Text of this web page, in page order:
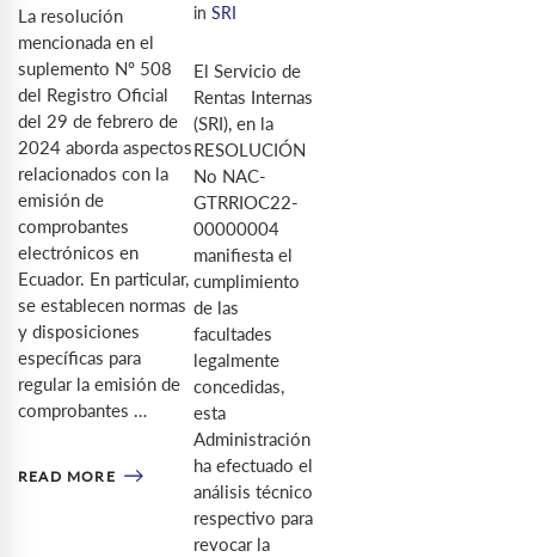
La resolución
mencionada en el
suplemento Nº 508
del Registro Oficial
del 29 de febrero de
2024 aborda aspectos
relacionados con la
emisión de
comprobantes
electrónicos en
Ecuador. En particular,
se establecen normas
y disposiciones
específicas para
regular la emisión de
comprobantes …
READ MORE
inSRI
El Servicio de
Rentas Internas
(SRI), en la
RESOLUCIÓN
No NAC-
GTRRIOC22-
00000004
manifiesta el
cumplimiento
de las
facultades
legalmente
concedidas,
esta
Administración
ha efectuado el
análisis técnico
respectivo para
revocar la